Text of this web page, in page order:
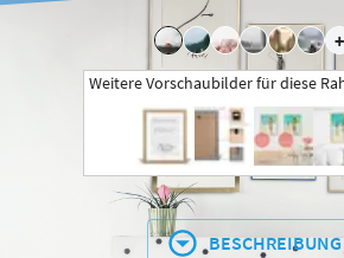
+
Weitere Vorschaubilder für diese
BESCHREIBUNG